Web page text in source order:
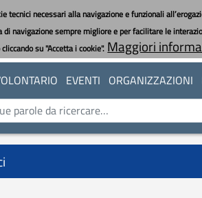
tecnici necessari alla navigazione e funzionali
di navigazione sempre migliore e per facilitare le
su "Accetta i cookie". Maggiori
EVENTI ORGANIZZAZIONI